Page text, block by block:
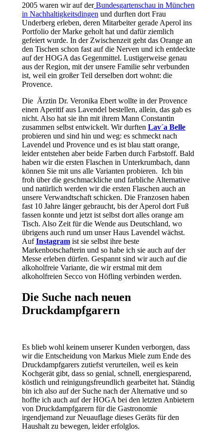
2005 waren wir auf derBundesgartenschau in München
in Nachhaltigkeitsdingen und durften dort Frau
Underberg erleben, deren Mitarbeiter gerade Aperol ins
Portfolio der Marke geholt hat und dafür ziemlich
gefeiert wurde. In der Zwischenzeit geht das Orange an
den Tischen schon fast auf die Nerven und ich entdeckte
auf der HOGA das Gegenmittel. Lustigerweise genau
aus der Region, mit der unsere Familie sehr verbunden
ist, weil ein großer Teil derselben dort wohnt: die
Provence.
Die Ärztin Dr. Veronika Ebert wollte in der Provence
einen Aperitif aus Lavendel bestellen, allein, das gab es
nicht. Also hat sie ihn mit ihrem Mann Constantin
zusammen selbst entwickelt. Wir durften Lav´a Belle
probieren und sind hin und weg: es schmeckt nach
Lavendel und Provence und es ist blau statt orange,
leider entstehen aber beide Farben durch Farbstoff. Bald
haben wir die ersten Flaschen in Unterkrumbach, dann
können Sie mit uns alle Varianten probieren. Ich bin
froh über die geschmackliche und farbliche Alternative
und natürlich werden wir die ersten Flaschen auch an
unsere Verwandtschaft schicken. Die Franzosen haben
fast 10 Jahre länger gebraucht, bis der Aperol dort Fuß
fassen konnte und jetzt ist selbst dort alles orange am
Tisch. Also Zeit für die Wende aus Deutschland, wo
übrigens auch rund um unser Haus Lavendel wächst.
AufInstagramist sie selbst ihre beste
Markenbotschafterin und so habe ich sie auch auf der
Messe erleben dürfen. Gespannt sind wir auch auf die
alkoholfreie Variante, die wir erstmal mit dem
alkoholfreien Secco von Höfling verbinden werden.
Die Suche nach neuen
Druckdampfgarern
Es blieb wohl keinem unserer Kunden verborgen, dass
wir die Entscheidung von Markus Miele zum Ende des
Druckdampfgarers zutiefst verurteilen, weil es kein
Kochgerät gibt, dass so genial, schnell, energiesparend,
köstlich und reinigungsfreundlich gearbeitet hat. Ständig
bin ich also auf der Suche nach der Alternative und so
hoffte ich auch auf der HOGA bei den letzten Anbietern
von Druckdampfgarern für die Gastronomie
irgendjemand zur Neuauflage dieses Geräts für den
Haushalt zu bewegen, leider erfolglos.